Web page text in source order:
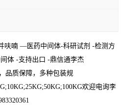
呋喃 —医药中间体-科研试剂 -检测方
体 -支持出口 -鼎信通李杰
品质保障，多种包装规
欢迎电询李